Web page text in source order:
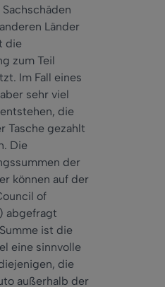
Länder
die
zum Teil
Im Fall eines
sehr viel
die
Tasche gezahlt
Die
der
können auf der
of
abgefragt
ist die
eine sinnvolle
die
außerhalb der